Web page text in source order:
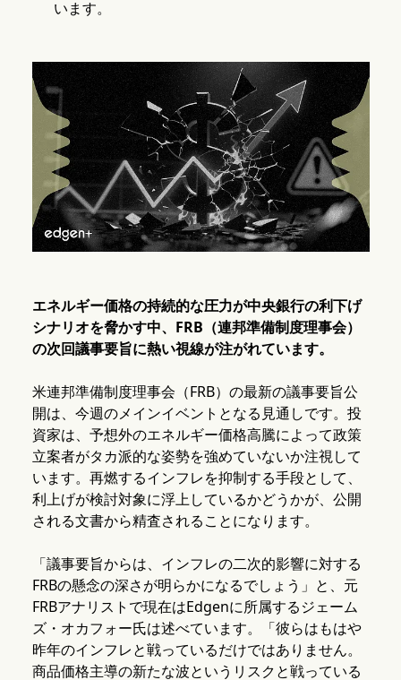
います。
エネルギー価格の持続的な圧力が中央銀行の利下げ
シナリオを脅かす中、FRB（連邦準備制度理事会）
の次回議事要旨に熱い視線が注がれています。
米連邦準備制度理事会（FRB）の最新の議事要旨公
開は、今週のメインイベントとなる見通しです。投
資家は、予想外のエネルギー価格高騰によって政策
立案者がタカ派的な姿勢を強めていないか注視して
います。再燃するインフレを抑制する手段として、
利上げが検討対象に浮上しているかどうかが、公開
される文書から精査されることになります。
「議事要旨からは、インフレの二次的影響に対する
FRBの懸念の深さが明らかになるでしょう」と、元
FRBアナリストで現在はEdgenに所属するジェーム
ズ・オカフォー氏は述べています。「彼らはもはや
昨年のインフレと戦っているだけではありません。
商品価格主導の新たな波というリスクと戦っている